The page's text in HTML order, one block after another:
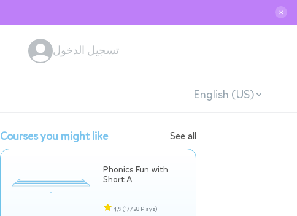
✕
تسجيل الدخول
English (US)
Courses you might like See all
Phonics Fun with
Short A
4,9(17728 Plays)